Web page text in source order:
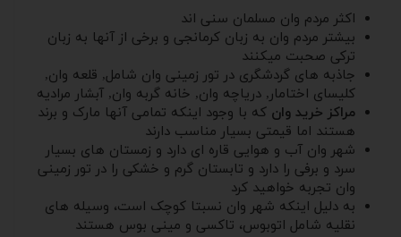
اکثر مردم وان مسلمان سنی اند
بیشتر مردم وان به زبان کرمانجی و برخی از آنها به زبان
ترکی صحبت میکنند
جاذبه های گردشگری در تور زمینی وان شامل, قلعه وان,
کلیسای اختامار, دریاچه وان, خانه گربه وان, آبشار مرادیه
مراکز خرید وان که با وجود اینکه تمامی آنها مارک و برند
هستند اما قیمتی بسیار مناسب دارند
شهر وان آب و هوایی قاره ای دارد و زمستان های بسیار
سرد و برفی را دارد و تابستان گرم و خشکی را در تور زمینی
وان تجربه خواهید کرد
به دلیل اینکه شهر وان نسبتا کوچک است، وسیله های
نقلیه شامل اتوبوس، تاکسی و مینی بوس هستند